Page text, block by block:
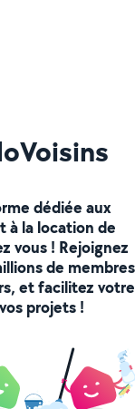
dédiée aux
à la location de
vous ! Rejoignez
de
et facilitez votre
projets !